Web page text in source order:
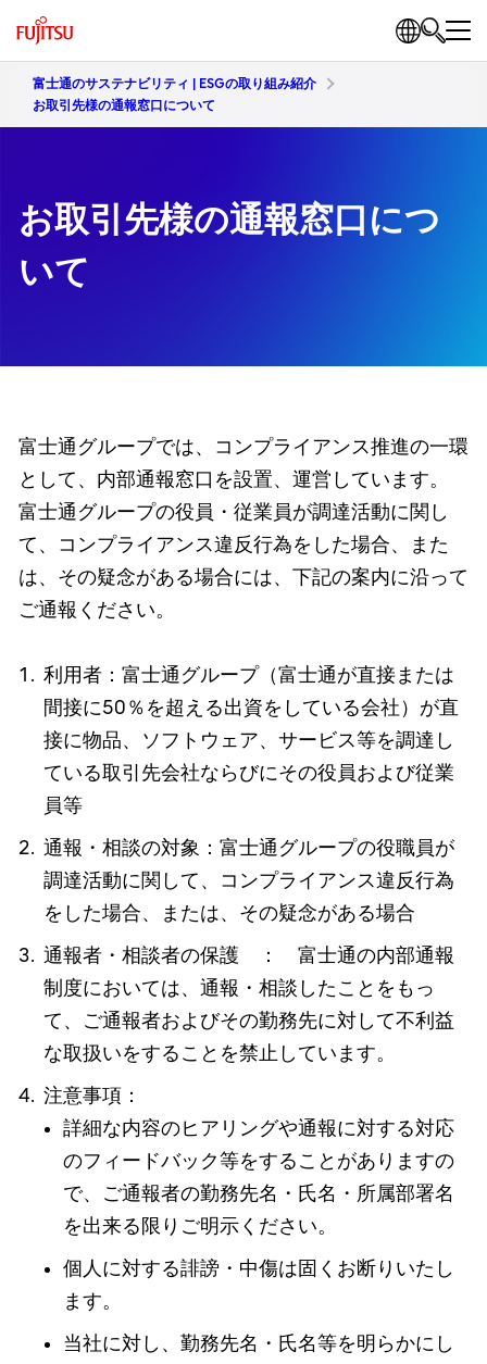
富士通のサステナビリティ | ESGの取り組み紹介
お取引先様の通報窓口について
お取引先様の通報窓口につ
いて
富士通グループでは、コンプライアンス推進の一環
として、内部通報窓口を設置、運営しています。
富士通グループの役員・従業員が調達活動に関し
て、コンプライアンス違反行為をした場合、また
は、その疑念がある場合には、下記の案内に沿って
ご通報ください。
利用者：富士通グループ（富士通が直接または
間接に50％を超える出資をしている会社）が直
接に物品、ソフトウェア、サービス等を調達し
ている取引先会社ならびにその役員および従業
員等
通報・相談の対象：富士通グループの役職員が
調達活動に関して、コンプライアンス違反行為
をした場合、または、その疑念がある場合
通報者・相談者の保護 ： 富士通の内部通報
制度においては、通報・相談したことをもっ
て、ご通報者およびその勤務先に対して不利益
な取扱いをすることを禁止しています。
注意事項：
詳細な内容のヒアリングや通報に対する対応
のフィードバック等をすることがありますの
で、ご通報者の勤務先名・氏名・所属部署名
を出来る限りご明示ください。
個人に対する誹謗・中傷は固くお断りいたし
ます。
当社に対し、勤務先名・氏名等を明らかにし